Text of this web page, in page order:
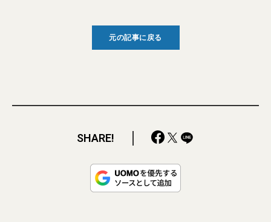
元の記事に戻る
SHARE!